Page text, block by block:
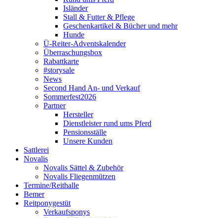
Isländer
Stall & Futter & Pflege
Geschenkartikel & Bücher und mehr
Hunde
Ü-Reiter-Adventskalender
Überraschungsbox
Rabattkarte
#storysale
News
Second Hand An- und Verkauf
Sommerfest2026
Partner
Hersteller
Dienstleister rund ums Pferd
Pensionsställe
Unsere Kunden
Sattlerei
Novalis
Novalis Sättel & Zubehör
Novalis Fliegenmützen
Termine/Reithalle
Bemer
Reitponygestüt
Verkaufsponys